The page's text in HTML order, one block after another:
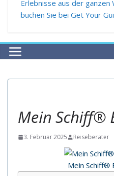
Mein Schiff®
3. Februar 2025 Reiseberater
Mein Schiff®